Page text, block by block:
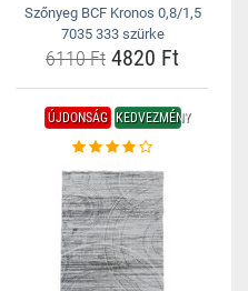
Szőnyeg BCF Kronos 0,8/1,5
7035 333 szürke
6110 Ft 4820 Ft
ÚJDONSÁG KEDVEZMÉNY